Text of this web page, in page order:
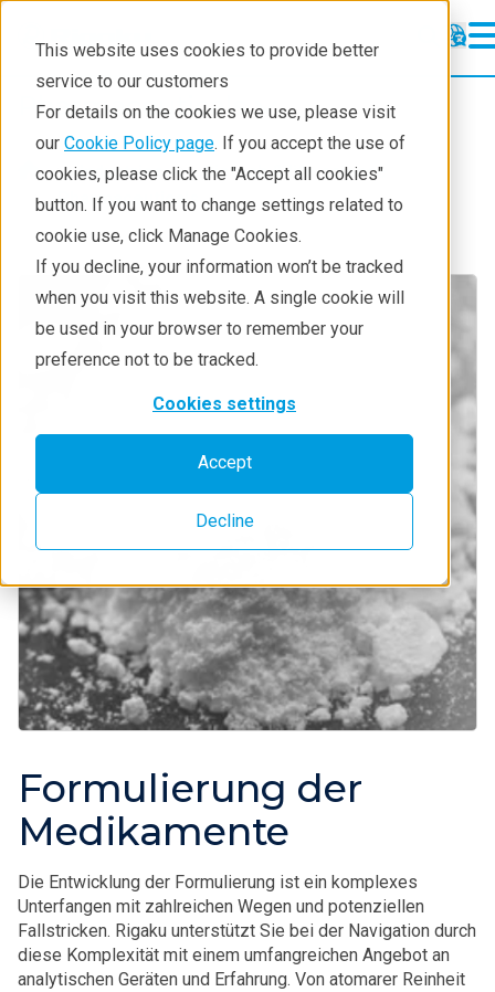
This website uses cookies to provide better
service to our customers
For details on the cookies we use, please visit
our Cookie Policy page. If you accept the use of
cookies, please click the "Accept all cookies"
button. If you want to change settings related to
cookie use, click Manage Cookies.
If you decline, your information won’t be tracked
when you visit this website. A single cookie will
be used in your browser to remember your
preference not to be tracked.
Cookies settings
Accept
Decline
Pharmaceuticals
Pharmaceuticals
Learning
Pharmaceutical Lifecycle
Applications
Techniques
Industries
Biotech & life science
Pharmaceuticals
Formulierung der
Medikamente
Die Entwicklung der Formulierung ist ein komplexes
Unterfangen mit zahlreichen Wegen und potenziellen
Fallstricken. Rigaku unterstützt Sie bei der Navigation durch
diese Komplexität mit einem umfangreichen Angebot an
analytischen Geräten und Erfahrung. Von atomarer Reinheit